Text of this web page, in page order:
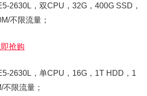
2630L，双CPU，32G，400G SSD，
不限流量；
抢购
2630L，单CPU，16G，1T HDD，1
不限流量；